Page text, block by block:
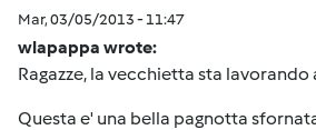
Mar, 03/05/2013 - 11:47
wlapappa wrote:
Ragazze, la vecchietta sta lavorando
Questa e' una bella pagnotta